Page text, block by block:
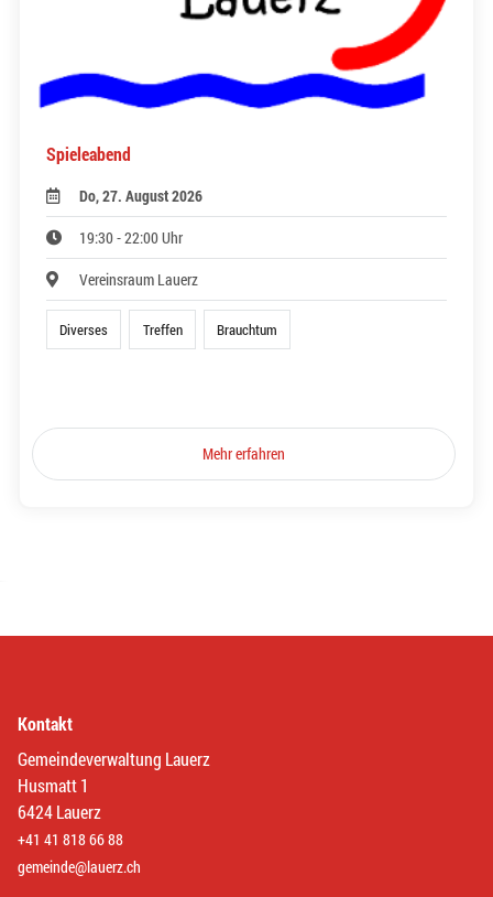
Spieleabend
Do, 27. August 2026
19:30 - 22:00 Uhr
Vereinsraum Lauerz
Diverses Treffen Brauchtum
Mehr erfahren
Kontakt
Gemeindeverwaltung Lauerz
Husmatt 1
6424 Lauerz
+41 41 818 66 88
gemeinde@lauerz.ch